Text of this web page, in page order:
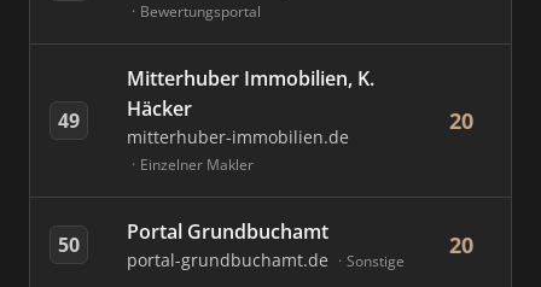
Bewertungsportal
49
Mitterhuber Immobilien, K.
Häcker
mitterhuber-immobilien.de
Einzelner Makler
20
50 Portal Grundbuchamt
portal-grundbuchamt.de Sonstige
20